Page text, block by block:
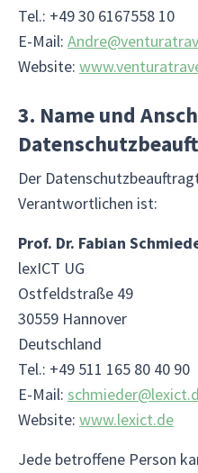
Tel.: +49 30 6167558 10
E-Mail:
Website:
3. Name und
Der
Verantwortlichen ist:
Prof. Dr. Fabian
lexICT UG
Ostfeldstraße 49
30559 Hannover
Deutschland
Tel.: +49 511 165 80 40 90
E-Mail:
Website: www.lexict.de
Jede betroffene Person